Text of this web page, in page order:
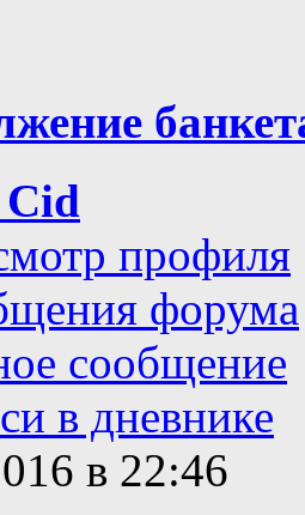
профиля
форума
сообщение
в дневнике
в 22:46